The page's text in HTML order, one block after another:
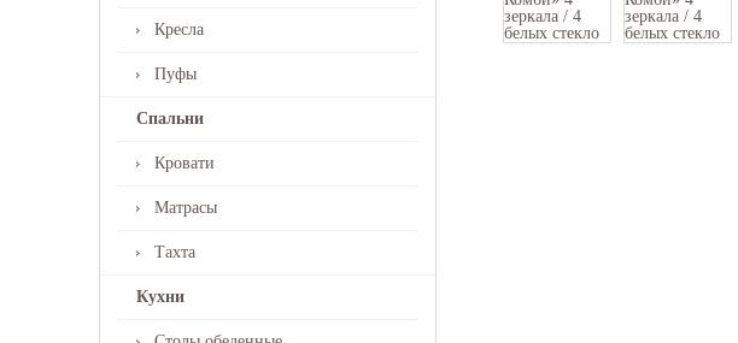
Кресла
Пуфы
Спальни
Кровати
Матрасы
Тахта
Кухни